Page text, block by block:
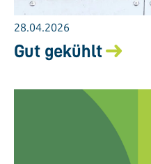
28.04.2026
Gut gekühlt